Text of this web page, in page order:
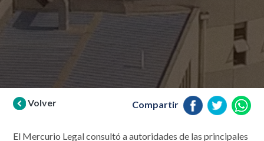
Volver Compartir
El Mercurio Legal consultó a autoridades de las principales